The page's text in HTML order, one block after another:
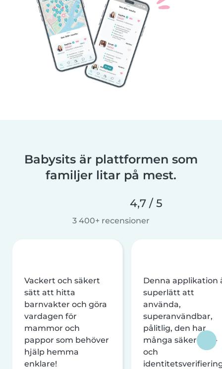
Babysits är plattformen som
familjer litar på mest.
4,7 / 5
3 400+ recensioner
Vackert och säkert
sätt att hitta
barnvakter och göra
vardagen för
mammor och
pappor som behöver
hjälp hemma
enklare!
Denna applikation
superlätt att
använda,
superanvändbar,
pålitlig, den har
många säkerhets-
och